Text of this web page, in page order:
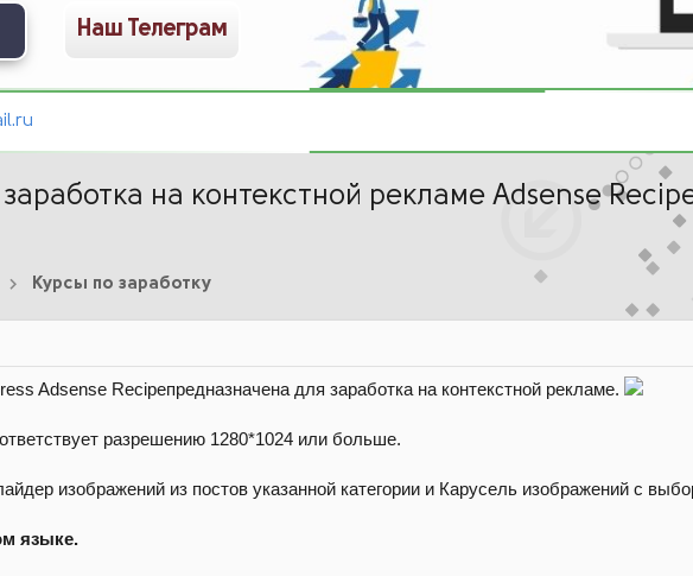
Наш Телеграм
заработка на контекстной рекламе Adsense
Курсы по заработку
Adsense Recipeпредназначена для заработка на контекстной рекламе.
разрешению 1280*1024 или больше.
изображений из постов указанной категории и Карусель изображений с
языке.